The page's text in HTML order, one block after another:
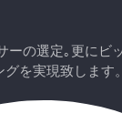
ーの選定｡更にビ
を実現致します。